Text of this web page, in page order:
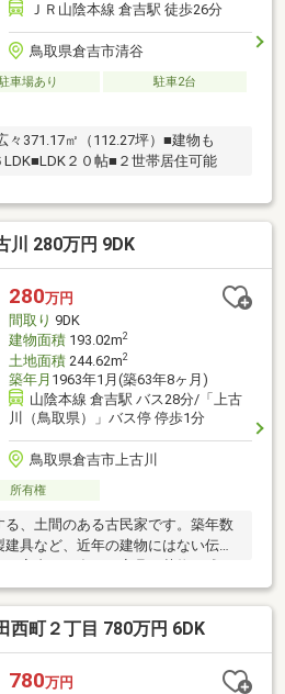
ＪＲ山陰本線 倉吉駅 徒歩26分
鳥取県倉吉市清谷
車場あり
駐車2台
371.17㎡（112.27坪）■建物も
２０帖■２世帯居住可能
川 280万円 9DK
280万円
間取り 9DK
建物面積193.02m2
土地面積244.62m2
築年月 1963年1月(築63年8ヶ月)
山陰本線 倉吉駅 バス28分/「上古
川（鳥取県）」バス停 停歩1分
鳥取県倉吉市上古川
所有権
、土間のある古民家です。築年数
具など、近年の建物にはない伝統
西町２丁目 780万円 6DK
780万円